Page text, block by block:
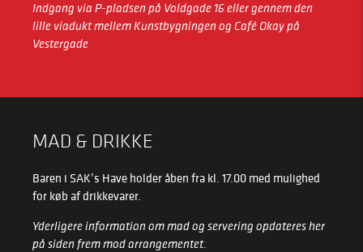
Indgang via P-pladsen på Voldgade 16 eller gennem den
lille viadukt mellem Kunstbygningen og Café Okay på
Vestergade
MAD & DRIKKE
Baren i SAK’s Have holder åben fra kl. 17.00 med mulighed
for køb af drikkevarer.
Yderligere information om mad og servering opdateres her
på siden frem mod arrangementet.